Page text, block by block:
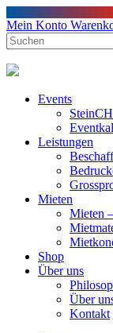
Mein Konto
Events
Leistungen
Mieten
Mieten
Shop
Über uns
Über
Kontakt